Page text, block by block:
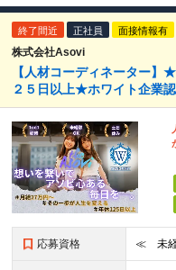
終了間近 正社員 面接情報有
株式会社Asovi
【人材コーディネーター
２５日以上★ホワイト企業
応募資格